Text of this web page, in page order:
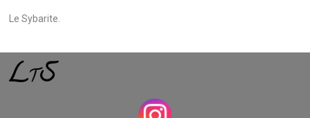
Le Sybarite.
LTS